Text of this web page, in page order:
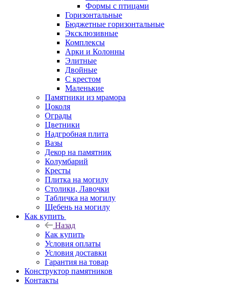
Формы с птицами
Горизонтальные
Бюджетные горизонтальные
Эксклюзивные
Комплексы
Арки и Колонны
Элитные
Двойные
С крестом
Маленькие
Памятники из мрамора
Цоколя
Ограды
Цветники
Надгробная плита
Вазы
Декор на памятник
Колумбарий
Кресты
Плитка на могилу
Столики, Лавочки
Табличка на могилу
Щебень на могилу
Как купить
Назад
Как купить
Условия оплаты
Условия доставки
Гарантия на товар
Конструктор памятников
Контакты